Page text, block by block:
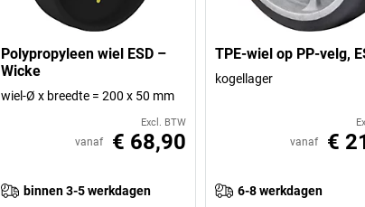
Polypropyleen wiel ESD –
Wicke
wiel-Ø x breedte = 200 x 50 mm
Excl. BTW
vanaf € 68,90
binnen 3-5 werkdagen
TPE-wiel op PP-velg,
kogellager
vanaf €
6-8 werkdagen